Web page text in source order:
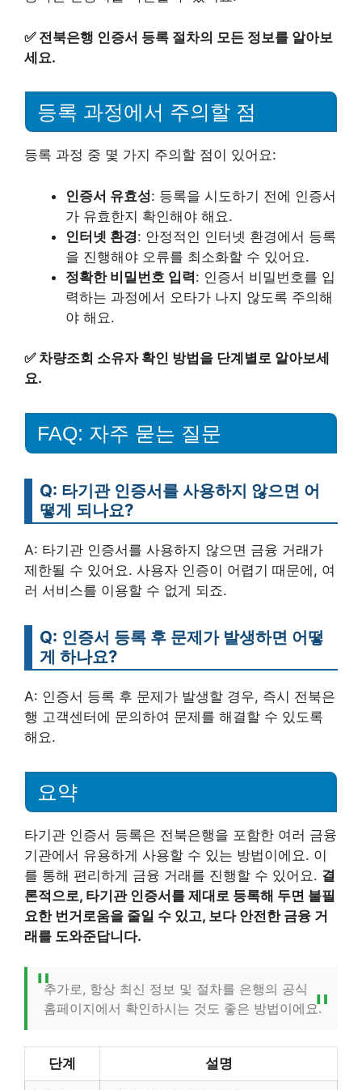
✅ 전북은행 인증서 등록 절차의 모든 정보를 알아보
세요.
등록 과정에서 주의할 점
등록 과정 중 몇 가지 주의할 점이 있어요:
인증서 유효성: 등록을 시도하기 전에 인증서
가 유효한지 확인해야 해요.
인터넷 환경: 안정적인 인터넷 환경에서 등록
을 진행해야 오류를 최소화할 수 있어요.
정확한 비밀번호 입력: 인증서 비밀번호를 입
력하는 과정에서 오타가 나지 않도록 주의해
야 해요.
✅ 차량조회 소유자 확인 방법을 단계별로 알아보세
요.
FAQ: 자주 묻는 질문
Q: 타기관 인증서를 사용하지 않으면 어
떻게 되나요?
A: 타기관 인증서를 사용하지 않으면 금융 거래가
제한될 수 있어요. 사용자 인증이 어렵기 때문에, 여
러 서비스를 이용할 수 없게 되죠.
Q: 인증서 등록 후 문제가 발생하면 어떻
게 하나요?
A: 인증서 등록 후 문제가 발생할 경우, 즉시 전북은
행 고객센터에 문의하여 문제를 해결할 수 있도록
해요.
요약
타기관 인증서 등록은 전북은행을 포함한 여러 금융
기관에서 유용하게 사용할 수 있는 방법이에요. 이
를 통해 편리하게 금융 거래를 진행할 수 있어요. 결
론적으로, 타기관 인증서를 제대로 등록해 두면 불필
요한 번거로움을 줄일 수 있고, 보다 안전한 금융 거
래를 도와준답니다.
추가로, 항상 최신 정보 및 절차를 은행의 공식
홈페이지에서 확인하시는 것도 좋은 방법이에요.
단계 설명